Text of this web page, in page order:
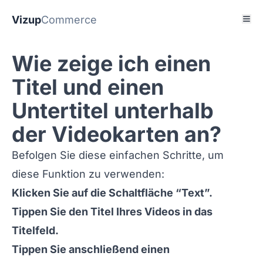
VizupCommerce
Wie zeige ich einen
Titel und einen
Untertitel unterhalb
der Videokarten an?
Befolgen Sie diese einfachen Schritte, um
diese Funktion zu verwenden:
Klicken Sie auf die Schaltfläche “Text”.
Tippen Sie den Titel Ihres Videos in das
Titelfeld.
Tippen Sie anschließend einen